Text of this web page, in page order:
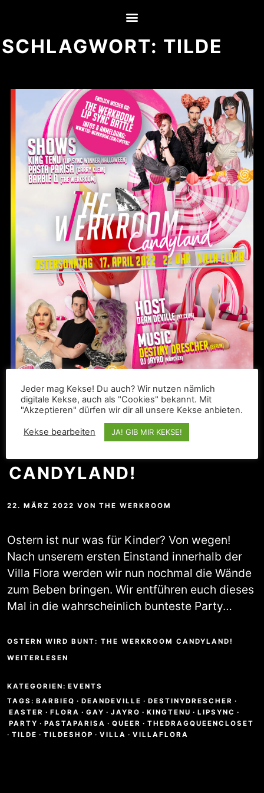
SCHLAGWORT: TILDE
OSTERN WIRD BUNT: THE
WERKROOM
CANDYLAND!
22. MÄRZ 2022 VON THE WERKROOM
Ostern ist nur was für Kinder? Von wegen!
Nach unserem ersten Einstand innerhalb der
Villa Flora werden wir nun nochmal die Wände
zum Beben bringen. Wir entführen euch dieses
Mal in die wahrscheinlich bunteste Party…
OSTERN WIRD BUNT: THE WERKROOM CANDYLAND!
WEITERLESEN
KATEGORIEN: EVENTS
TAGS: BARBIEQ · DEANDEVILLE · DESTINYDRESCHER ·
EASTER · FLORA · GAY · JAYRO · KINGTENU · LIPSYNC ·
PARTY · PASTAPARISA · QUEER · THEDRAGQUEENCLOSET
· TILDE · TILDESHOP · VILLA · VILLAFLORA
Jeder mag Kekse! Du auch? Wir nutzen nämlich
digitale Kekse, auch als "Cookies" bekannt. Mit
"Akzeptieren" dürfen wir dir all unsere Kekse anbieten.
Kekse bearbeiten JA! GIB MIR KEKSE!